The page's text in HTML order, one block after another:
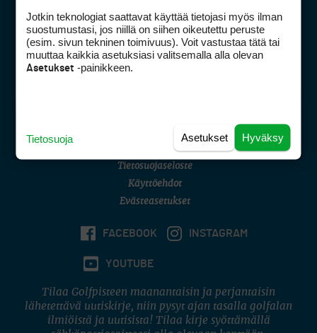
Golfpisteen yhteystiedot
DSA avoimuusraportti
Asiakaspalvelu
(digi) digi@otavamedia.fi
Tietosuojaseloste
Käyttöehdot
Evästeasetukset
FACEBOOK INSTAGRAM
YOUTUBE
Tilaa Golfpisteen maanantaisin ja perjantaisin
lähetettävä uutiskirje, niin pysyt ajan tasalla golfalan
ilmiöistä ja uutisista! Tilaa kirje syöttämällä
Jotkin teknologiat saattavat käyttää tietojasi myös ilman
suostumustasi, jos niillä on siihen oikeutettu peruste
(esim. sivun tekninen toimivuus). Voit vastustaa tätä tai
muuttaa kaikkia asetuksiasi valitsemalla alla olevan
Asetukset -painikkeen.
Hyväksy
Asetukset
Tietosuoja